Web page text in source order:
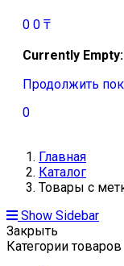
0 0 ₸
Currently Empty:
Продолжить
0
Главная
Каталог
Товары с
Show Sidebar
Закрыть
Категории товаров